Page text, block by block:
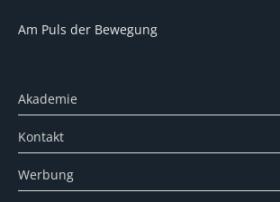
Am Puls der Bewegung
Akademie
Kontakt
Werbung